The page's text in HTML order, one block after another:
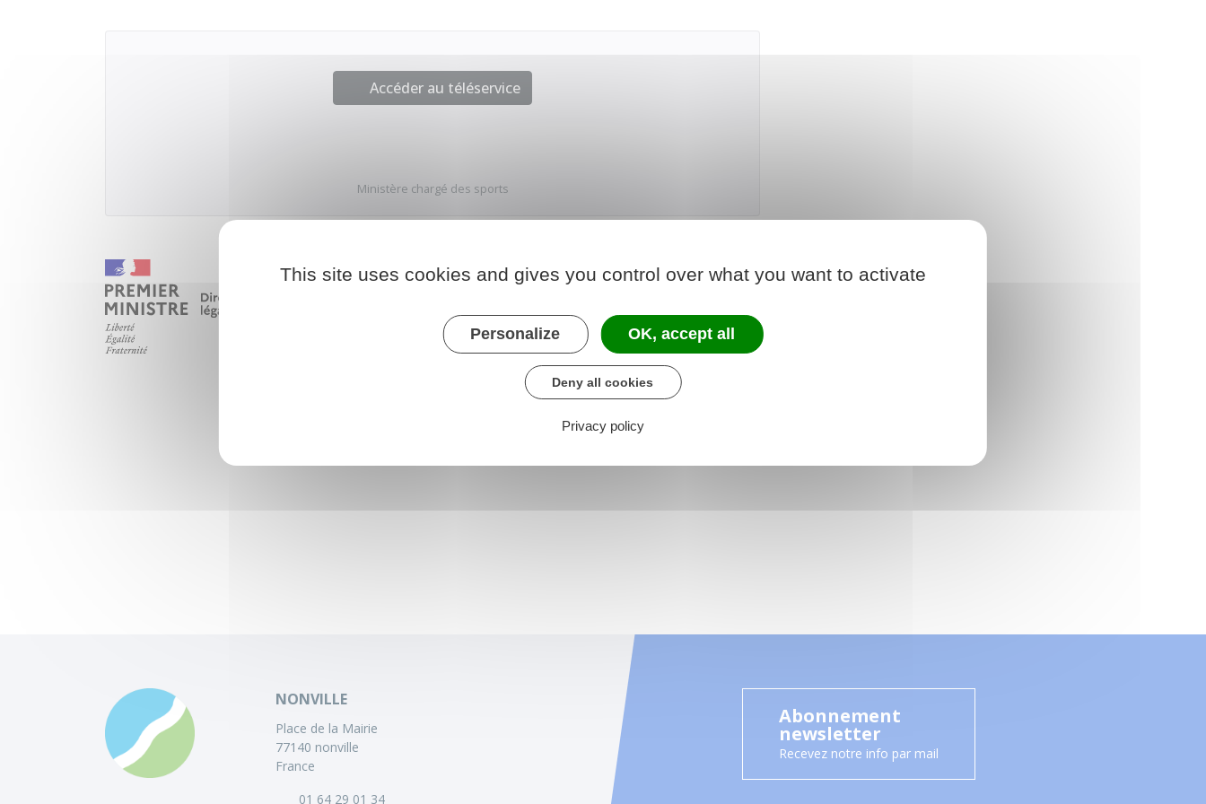
Accéder au téléservice
Ministère chargé des sports
NONVILLE
Place de la Mairie
77140 nonville
France
01 64 29 01 34
Abonnement
newsletter
Recevez notre info par mail
This site uses cookies and gives you control over what you want to activate
Personalize OK, accept all
Deny all cookies
Privacy policy